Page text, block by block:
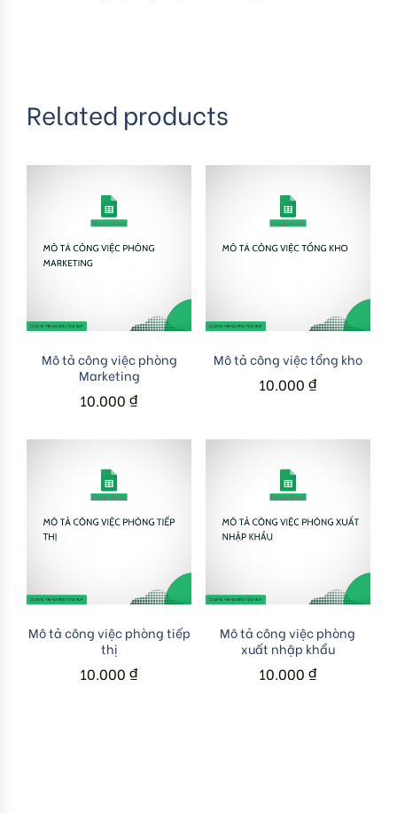
Related products
Add to cart
Mô tả công việc phòng
Marketing
10.000₫
Add to cart
Mô tả công việc tổng kho
10.000 ₫
Add to cart
Mô tả công việc phòng tiếp
thị
10.000₫
Add to cart
Mô tả công việc phòng
xuất nhập khẩu
10.000 ₫